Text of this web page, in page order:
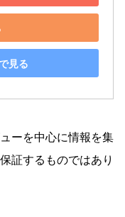
見る
ーを中心に情報を集
証するものではあり